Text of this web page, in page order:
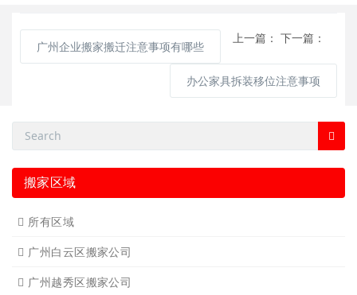
上一篇：
广州企业搬家搬迁注意事项有哪些
下一篇：
办公家具拆装移位注意事项
搬家区域
所有区域
广州白云区搬家公司
广州越秀区搬家公司